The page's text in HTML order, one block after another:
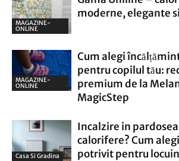
MAGAZINE-
ONLINE
moderne, elegante
MAGAZINE-
ONLINE
Cum alegi
pentru copilul tău:
premium de la
MagicStep
Casa Si Gradina
Incalzire in
calorifere? Cum
potrivit pentru